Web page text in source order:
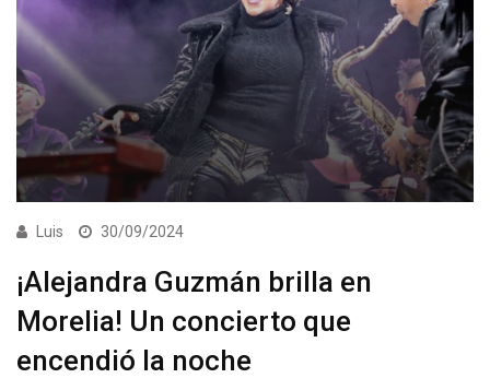
Luis 30/09/2024
¡Alejandra Guzmán brilla en
Morelia! Un concierto que
encendió la noche